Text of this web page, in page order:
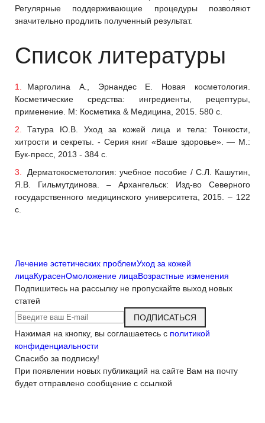
Регулярные поддерживающие процедуры позволяют
значительно продлить полученный результат.
Список литературы
Марголина А., Эрнандес Е. Новая косметология.
Косметические средства: ингредиенты, рецептуры,
применение. М: Косметика & Медицина, 2015. 580 с.
Татура Ю.В. Уход за кожей лица и тела: Тонкости,
хитрости и секреты. - Серия книг «Ваше здоровье». — М.:
Бук-пресс, 2013 - 384 с.
Дерматокосметология: учебное пособие / С.Л. Кашутин,
Я.В. Гильмутдинова. – Архангельск: Изд-во Северного
государственного медицинского университета, 2015. – 122
с.
Лечение эстетических проблемУход за кожей
лицаКурасенОмоложение лицаВозрастные изменения
Подпишитесь на рассылку не пропускайте выход новых
статей
ПОДПИСАТЬСЯ
Нажимая на кнопку, вы соглашаетесь с политикой
конфиденциальности
Спасибо за подписку!
При появлении новых публикаций на сайте Вам на почту
будет отправлено сообщение с ссылкой